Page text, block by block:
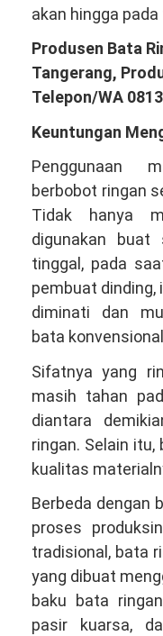
akan hingga
Produsen Bata
Tangerang,
Telepon/WA
Keuntungan
Penggunaan
berbobot ringan
Tidak hanya
digunakan buat
tinggal, pada
pembuat dinding,
diminati dan
bata
Sifatnya yang
masih tahan
diantara
ringan. Selain
kualitas
Berbeda dengan
proses
tradisional, bata
yang dibuat
baku bata
pasir kuarsa,